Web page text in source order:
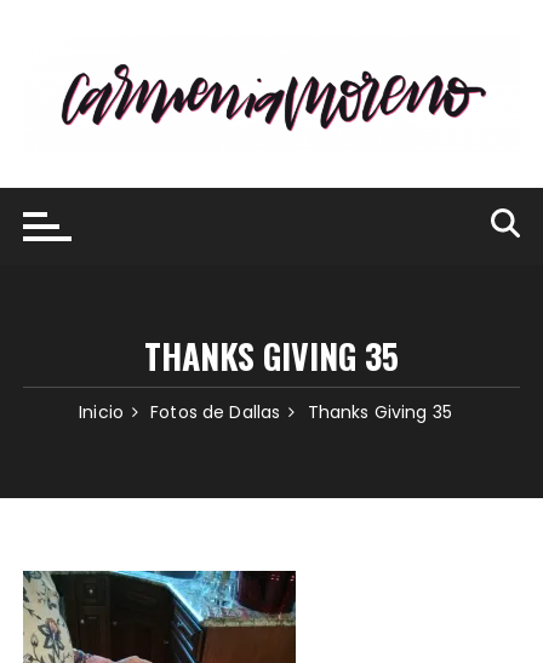
contenido
THANKS GIVING 35
Inicio Fotos de Dallas Thanks Giving 35